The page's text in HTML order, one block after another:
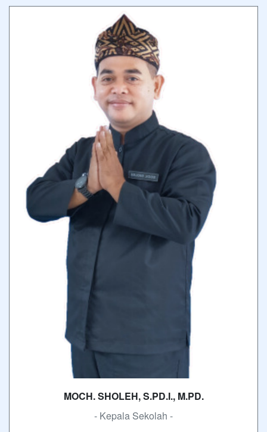
MOCH. SHOLEH, S.PD.I., M.PD.
- Kepala Sekolah -